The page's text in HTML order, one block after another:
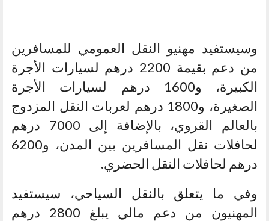
وسيستفيد مهنيو النقل العمومي للمسافرين
من دعم بقيمة 2200 درهم لسيارات الأجرة
الكبيرة، و1600 درهم لسيارات الأجرة
الصغيرة، و1800 درهم لعربات النقل المزدوج
بالعالم القروي، بالإضافة إلى 7000 درهم
لحافلات نقل المسافرين بين المدن، و6200
درهم لحافلات النقل الحضري.
وفي ما يتعلق بالنقل السياحي، سيستفيد
المهنيون من دعم مالي يبلغ 2800 درهم